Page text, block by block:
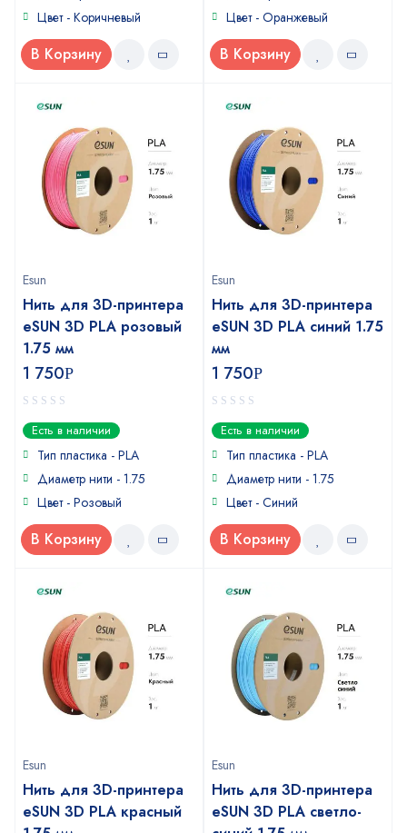
Цвет - Коричневый
В Корзину
Цвет - Оранжевый
В Корзину
Esun
Нить для 3D-принтера
eSUN 3D PLA розовый
1.75 мм
1 750Р
0
out
of
Есть в наличии
Тип пластика - PLA
Диаметр нити - 1.75
Цвет - Розовый
В Корзину
Esun
Нить для 3D-принтера
eSUN 3D PLA синий 1.75
мм
1 750Р
0
out
of
Есть в наличии
Тип пластика - PLA
Диаметр нити - 1.75
Цвет - Синий
В Корзину
Esun
Нить для 3D-принтера
eSUN 3D PLA красный
Esun
Нить для 3D-принтера
eSUN 3D PLA светло-